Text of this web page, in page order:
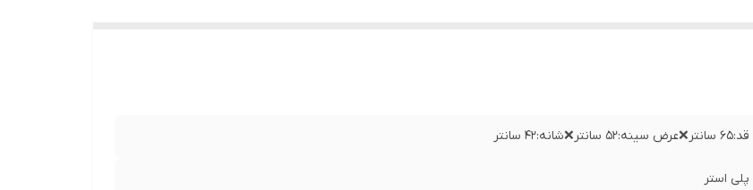
قد:۶۵ سانتر❌عرض سینه:۵۲ سانتر❌شانه:۴۲ سانتر
پلی استر